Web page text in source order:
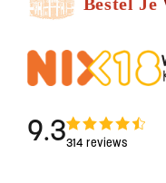
9.3314 reviews